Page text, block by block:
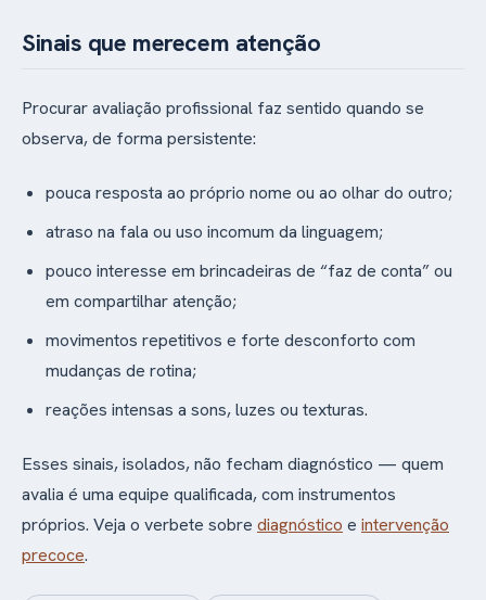
Sinais que merecem atenção
Procurar avaliação profissional faz sentido quando se
observa, de forma persistente:
pouca resposta ao próprio nome ou ao olhar do outro;
atraso na fala ou uso incomum da linguagem;
pouco interesse em brincadeiras de “faz de conta” ou
em compartilhar atenção;
movimentos repetitivos e forte desconforto com
mudanças de rotina;
reações intensas a sons, luzes ou texturas.
Esses sinais, isolados, não fecham diagnóstico — quem
avalia é uma equipe qualificada, com instrumentos
próprios. Veja o verbete sobre diagnóstico e intervenção
precoce.